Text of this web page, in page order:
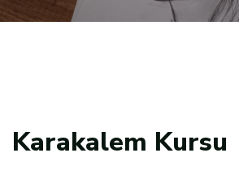
Karakalem Kursu